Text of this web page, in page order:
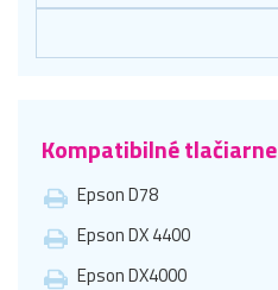
Kompatibilné tlačiarne
Epson D78
Epson DX 4400
Epson DX4000